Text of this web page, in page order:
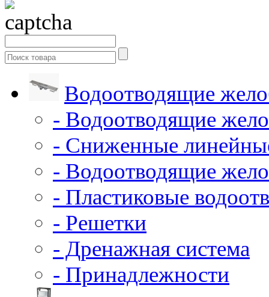
Водоотводящие
- Водоотводящие
- Сниженные
- Водоотводящие
- Пластиковые
- Решетки
- Дренажная система
- Принадлежности